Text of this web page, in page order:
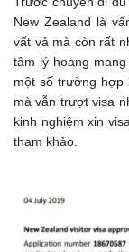
New Zealand là
vất vả mà còn rất
tâm lý hoang
một số trường hợp
mà vẫn trượt visa
kinh nghiệm xin
tham khảo.